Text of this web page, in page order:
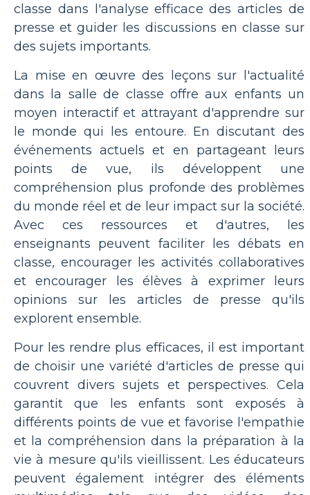
classe dans l'analyse efficace des articles de
presse et guider les discussions en classe sur
des sujets importants.
La mise en œuvre des leçons sur l'actualité
dans la salle de classe offre aux enfants un
moyen interactif et attrayant d'apprendre sur
le monde qui les entoure. En discutant des
événements actuels et en partageant leurs
points de vue, ils développent une
compréhension plus profonde des problèmes
du monde réel et de leur impact sur la société.
Avec ces ressources et d'autres, les
enseignants peuvent faciliter les débats en
classe, encourager les activités collaboratives
et encourager les élèves à exprimer leurs
opinions sur les articles de presse qu'ils
explorent ensemble.
Pour les rendre plus efficaces, il est important
de choisir une variété d'articles de presse qui
couvrent divers sujets et perspectives. Cela
garantit que les enfants sont exposés à
différents points de vue et favorise l'empathie
et la compréhension dans la préparation à la
vie à mesure qu'ils vieillissent. Les éducateurs
peuvent également intégrer des éléments